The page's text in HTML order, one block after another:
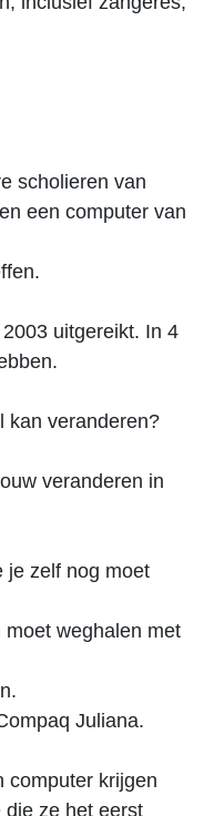
scholieren van
een computer van
uitgereikt. In 4
kan veranderen?
veranderen in
je zelf nog moet
weghalen met
Juliana.
computer krijgen
ze het eerst